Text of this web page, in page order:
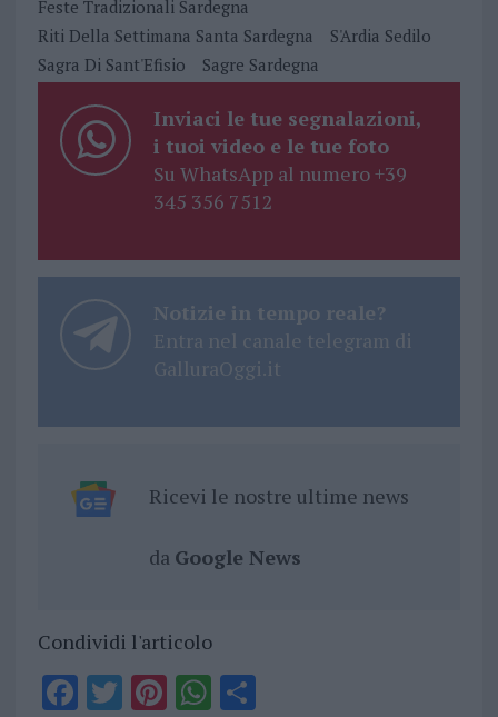
Feste Tradizionali Sardegna
Riti Della Settimana Santa Sardegna
S'Ardia Sedilo
Sagra Di Sant'Efisio
Sagre Sardegna
Inviaci le tue segnalazioni,
i tuoi video e le tue foto
Su WhatsApp al numero +39
345 356 7512
Notizie in tempo reale?
Entra nel canale telegram di
GalluraOggi.it
Ricevi le nostre ultime news
da Google News
Condividi l'articolo
F T PiWS